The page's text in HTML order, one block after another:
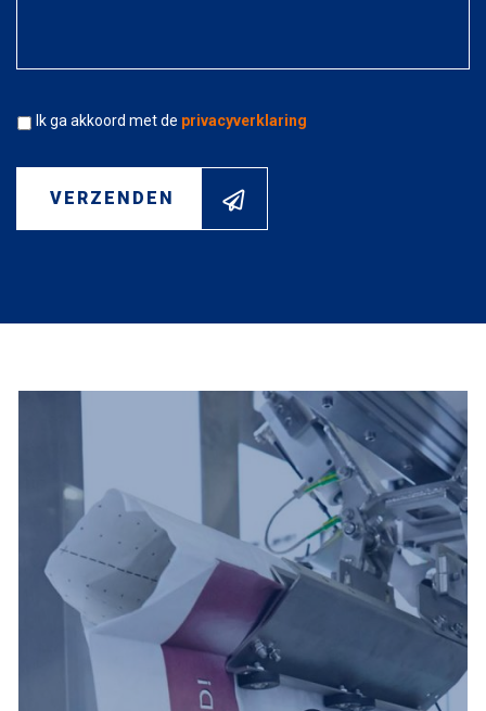
Akkoord *
Ik ga akkoord met de privacyverklaring
VERZENDEN
WAAR BENT U NAAR OP